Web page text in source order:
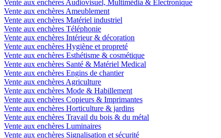
Vente aux enchères Audiovisuel, Multimédia & Electronique
Vente aux enchères Ameublement
Vente aux enchères Matériel industriel
Vente aux enchères Téléphonie
Vente aux enchères Intérieur & décoration
Vente aux enchères Hygiène et propreté
Vente aux enchères Esthétisme & cosmétique
Vente aux enchères Santé & Matériel Medical
Vente aux enchères Engins de chantier
Vente aux enchères Agriculture
Vente aux enchères Mode & Habillement
Vente aux enchères Copieurs & Imprimantes
Vente aux enchères Horticulture & jardins
Vente aux enchères Travail du bois & du métal
Vente aux enchères Luminaires
Vente aux enchères Signalisation et sécurité